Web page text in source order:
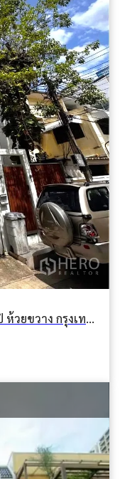
ให้เช่า ทาวน์เฮาส์ 4 ห้องนอน บางกะปิ ห้วยขวาง กรุงเทพมหานคร